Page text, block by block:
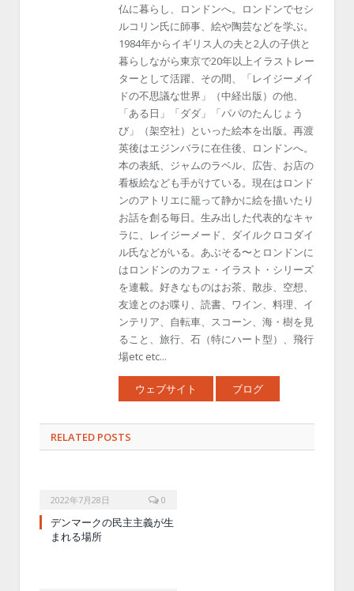
仏に暮らし、ロンドンへ。ロンドンでセシ
ルコリン氏に師事、絵や陶芸などを学ぶ。
1984年からイギリス人の夫と2人の子供と
暮らしながら東京で20年以上イラストレー
ターとして活躍、その間、「レイジーメイ
ドの不思議な世界」（中経出版）の他、
「ある日」「ダダ」「パパのたんじょう
び」（架空社）といった絵本を出版。再渡
英後はエジンバラに在住後、ロンドンへ。
本の表紙、ジャムのラベル、広告、お店の
看板絵なども手がけている。現在はロンド
ンのアトリエに籠って静かに絵を描いたり
お話を創る毎日。生み出した代表的なキャ
ラに、レイジーメード、ダイルクロコダイ
ル氏などがいる。あぶそる〜とロンドンに
はロンドンのカフェ・イラスト・シリーズ
を連載。好きなものはお茶、散歩、空想、
友達とのお喋り、読書、ワイン、料理、イ
ンテリア、自転車、スコーン、海・樹を見
ること、旅行、石（特にハート型）、飛行
場etc etc...
ウェブサイト ブログ
RELATED POSTS
2022年7月28日 0
デンマークの民主主義が生
まれる場所